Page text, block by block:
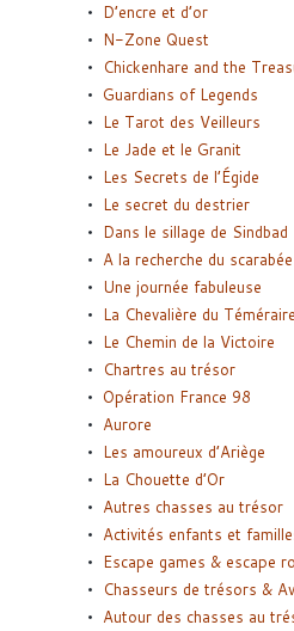
D’encre et d’or
N-Zone Quest
Chickenhare and the
Guardians of Legends
Le Tarot des Veilleurs
Le Jade et le Granit
Les Secrets de l’Égide
Le secret du destrier
Dans le sillage de Sindbad
A la recherche du
Une journée fabuleuse
La Chevalière du Téméraire
Le Chemin de la Victoire
Chartres au trésor
Opération France 98
Aurore
Les amoureux d’Ariège
La Chouette d’Or
Autres chasses au trésor
Activités enfants et
Escape games & escape
Chasseurs de trésors &
Autour des chasses au